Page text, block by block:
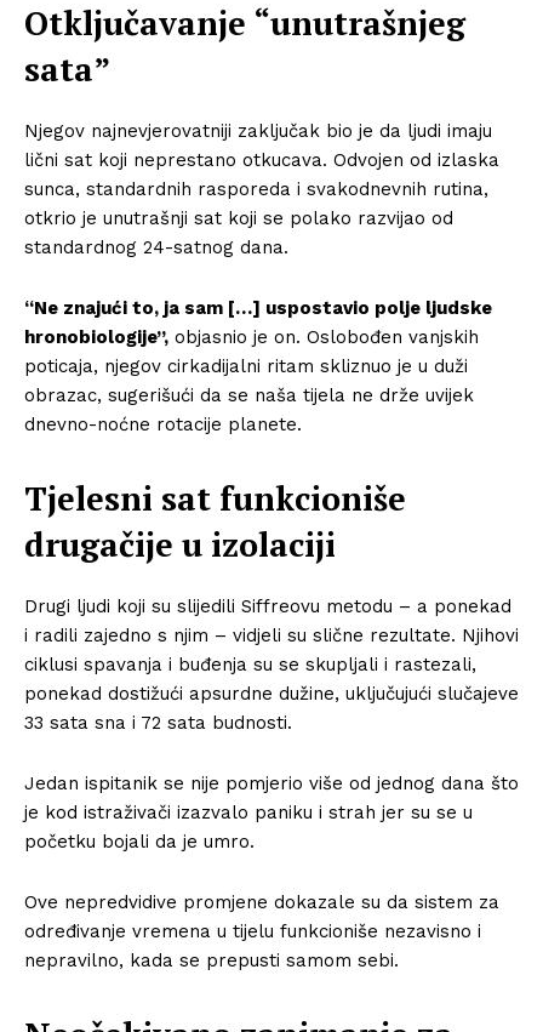
Otključavanje “unutrašnjeg
sata”
Njegov najnevjerovatniji zaključak bio je da ljudi imaju
lični sat koji neprestano otkucava. Odvojen od izlaska
sunca, standardnih rasporeda i svakodnevnih rutina,
otkrio je unutrašnji sat koji se polako razvijao od
standardnog 24-satnog dana.
“Ne znajući to, ja sam […] uspostavio polje ljudske
hronobiologije”, objasnio je on. Oslobođen vanjskih
poticaja, njegov cirkadijalni ritam skliznuo je u duži
obrazac, sugerišući da se naša tijela ne drže uvijek
dnevno-noćne rotacije planete.
Tjelesni sat funkcioniše
drugačije u izolaciji
Drugi ljudi koji su slijedili Siffreovu metodu – a ponekad
i radili zajedno s njim – vidjeli su slične rezultate. Njihovi
ciklusi spavanja i buđenja su se skupljali i rastezali,
ponekad dostižući apsurdne dužine, uključujući slučajeve
33 sata sna i 72 sata budnosti.
Jedan ispitanik se nije pomjerio više od jednog dana što
je kod istraživači izazvalo paniku i strah jer su se u
početku bojali da je umro.
Ove nepredvidive promjene dokazale su da sistem za
određivanje vremena u tijelu funkcioniše nezavisno i
nepravilno, kada se prepusti samom sebi.